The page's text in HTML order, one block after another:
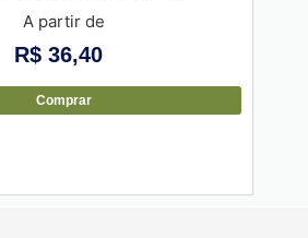
A partir de
R$36,40
Comprar